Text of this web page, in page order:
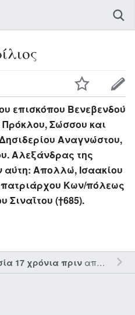
επισκόπου Βενεβενδού
Πρόκλου, Σώσσου και
Αναγνώστου,
Αλεξάνδρας της
αύτη: Απολλώ, Ισαακίου
Κων/πόλεως
Σιναΐτου (†685).
17 χρόνια πριναπό τον την